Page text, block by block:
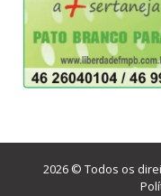
2026 © Todos os